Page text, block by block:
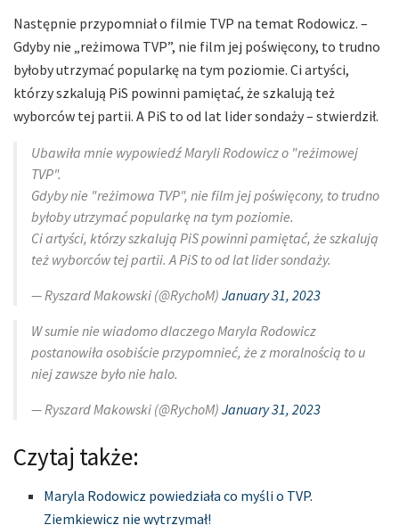
Następnie przypomniał o filmie TVP na temat Rodowicz. –
Gdyby nie „reżimowa TVP”, nie film jej poświęcony, to trudno
byłoby utrzymać popularkę na tym poziomie. Ci artyści,
którzy szkalują PiS powinni pamiętać, że szkalują też
wyborców tej partii. A PiS to od lat lider sondaży – stwierdził.
Ubawiła mnie wypowiedź Maryli Rodowicz o "reżimowej
TVP".
Gdyby nie "reżimowa TVP", nie film jej poświęcony, to trudno
byłoby utrzymać popularkę na tym poziomie.
Ci artyści, którzy szkalują PiS powinni pamiętać, że szkalują
też wyborców tej partii. A PiS to od lat lider sondaży.
— Ryszard Makowski (@RychoM) January 31, 2023
W sumie nie wiadomo dlaczego Maryla Rodowicz
postanowiła osobiście przypomnieć, że z moralnością to u
niej zawsze było nie halo.
— Ryszard Makowski (@RychoM) January 31, 2023
Czytaj także:
Maryla Rodowicz powiedziała co myśli o TVP.
Ziemkiewicz nie wytrzymał!